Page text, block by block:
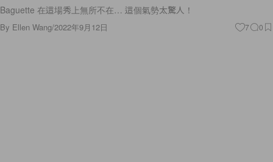
Baguette 在這場秀上無所不在… 這個氣勢太驚人！
By Ellen Wang/2022年9月12日 7 0